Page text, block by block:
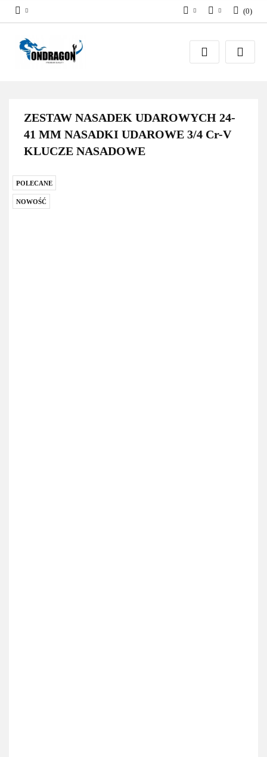
PLNZaloguj się
Załóż konto
(0)
ZESTAW NASADEK UDAROWYCH 24-
41 MM NASADKI UDAROWE 3/4 Cr-V
KLUCZE NASADOWE
POLECANE
NOWOŚĆ